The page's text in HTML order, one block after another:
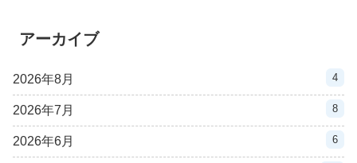
アーカイブ
2026年8月 4
2026年7月 8
2026年6月 6